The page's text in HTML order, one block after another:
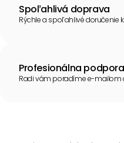
Spoľahlivá doprava
Rýchle a spoľahlivé doručenie
Profesionálna podpora
Radi vám poradíme e-mailom